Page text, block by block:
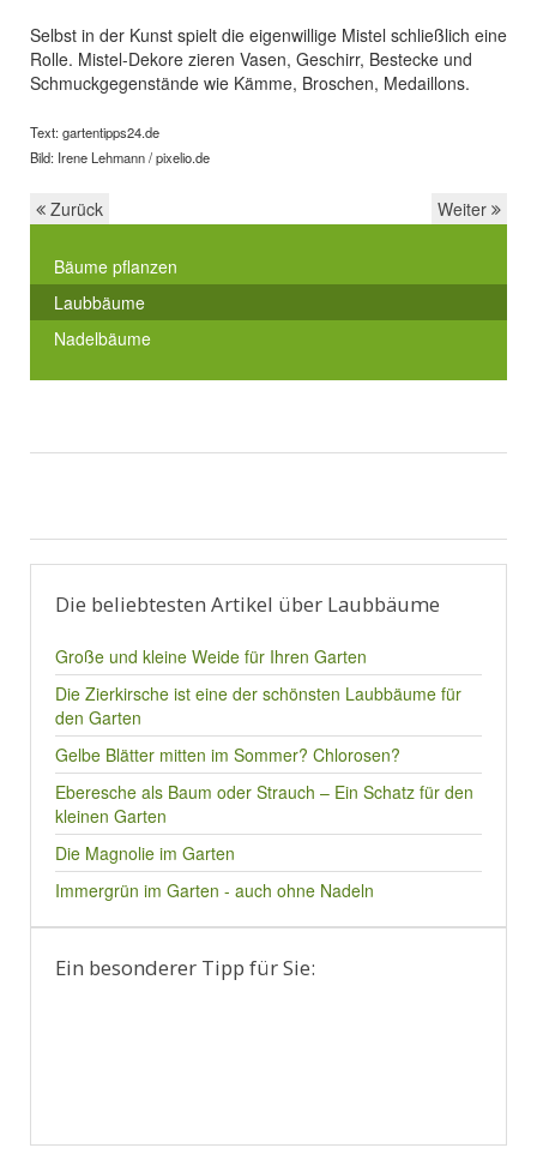
Selbst in der Kunst spielt die eigenwillige Mistel schließlich eine
Rolle. Mistel-Dekore zieren Vasen, Geschirr, Bestecke und
Schmuckgegenstände wie Kämme, Broschen, Medaillons.
Text: gartentipps24.de
Bild: Irene Lehmann / pixelio.de
Zurück Weiter
Bäume pflanzen
Laubbäume
Nadelbäume
Die beliebtesten Artikel über Laubbäume
Große und kleine Weide für Ihren Garten
Die Zierkirsche ist eine der schönsten Laubbäume für
den Garten
Gelbe Blätter mitten im Sommer? Chlorosen?
Eberesche als Baum oder Strauch – Ein Schatz für den
kleinen Garten
Die Magnolie im Garten
Immergrün im Garten - auch ohne Nadeln
Ein besonderer Tipp für Sie: